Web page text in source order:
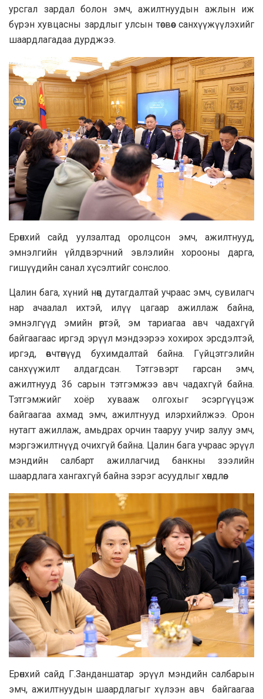
урсгал зардал болон эмч, ажилтнуудын ажлын иж
бүрэн хувцасны зардлыг улсын төсвөөс санхүүжүүлэхийг
шаардлагадаа дурджээ.
Ерөнхий сайд уулзалтад оролцсон эмч, ажилтнууд,
эмнэлгийн үйлдвэрчний эвлэлийн хорооны дарга,
гишүүдийн санал хүсэлтийг сонслоо.
Цалин бага, хүний нөөц дутагдалтай учраас эмч, сувилагч
нар ачаалал ихтэй, илүү цагаар ажиллаж байна,
эмнэлгүүд эмийн өртэй, эм тариагаа авч чадахгүй
байгаагаас иргэд эрүүл мэндээрээ хохирох эрсдэлтэй,
иргэд, өвчтөнүүд бухимдалтай байна. Гүйцэтгэлийн
санхүүжилт алдагдсан. Тэтгэвэрт гарсан эмч,
ажилтнууд 36 сарын тэтгэмжээ авч чадахгүй байна.
Тэтгэмжийг хоёр хувааж олгохыг эсэргүүцэж
байгаагаа ахмад эмч, ажилтнууд илэрхийлжээ. Орон
нутагт ажиллаж, амьдрах орчин тааруу учир залуу эмч,
мэргэжилтнүүд очихгүй байна. Цалин бага учраас эрүүл
мэндийн салбарт ажиллагчид банкны зээлийн
шаардлага хангахгүй байна зэрэг асуудлыг хөндлөө.
Ерөнхий сайд Г.Занданшатар эрүүл мэндийн салбарын
эмч, ажилтнуудын шаардлагыг хүлээн авч байгаагаа